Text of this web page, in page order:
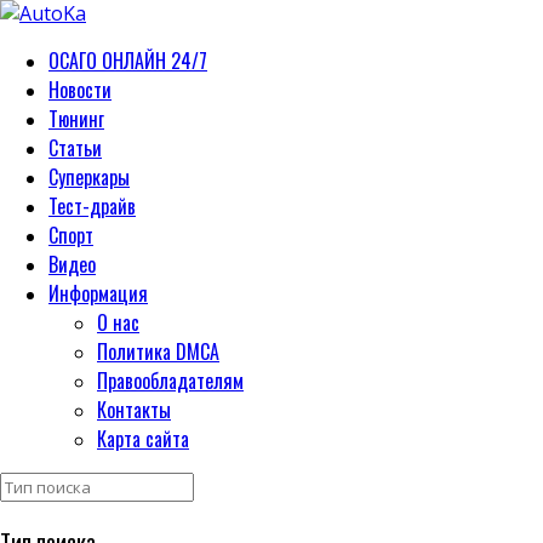
ОСАГО ОНЛАЙН 24/7
Новости
Тюнинг
Статьи
Суперкары
Тест-драйв
Спорт
Видео
Информация
О нас
Политика DMCA
Правообладателям
Контакты
Карта сайта